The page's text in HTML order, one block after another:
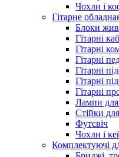
Чохли і
Гітарне
Блоки
Гітарні
Гітарні
Гітарні
Гітарні
Гітарні
Гітарні
Лампи для
Стійки
Футсвіч
Чохли і
Комплектуючі